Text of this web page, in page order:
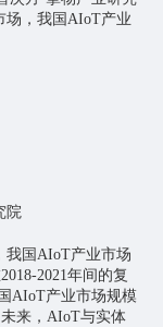
场，我国AIoT产业
院
我国AIoT产业市场
2021年间的复
AIoT产业市场规模
来，AIoT与实体